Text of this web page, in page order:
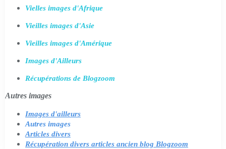
Vielles images d'Afrique
Vieilles images d'Asie
Vieilles images d'Amérique
Images d'Ailleurs
Récupérations de Blogzoom
Autres images
Images d'ailleurs
Autres images
Articles divers
Récupération divers articles ancien blog Blogzoom